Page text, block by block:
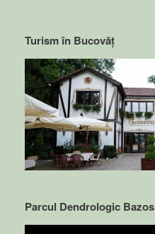
Turism în Bucovăț
Parcul Dendrologic Bazos